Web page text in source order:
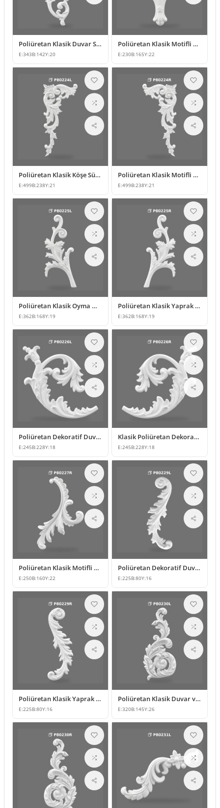
Poliüretan Klasik Duvar Süsleme ve Motif Modeli
E:343B:142Y:20
Poliüretan Klasik Motifli Duvar ve Mobilya Süsleme
E:230B:165Y:22
Poliüretan Klasik Köşe Süsleme ve Desenli Motif Modeli
E:499B:238Y:21
Poliüretan Klasik Motifli Köşe Süsü ve Duvar Dekoru
E:499B:238Y:21
Poliüretan Klasik Oyma Mobilya ve Duvar Süsleme Modeli
E:362B:168Y:19
Poliüretan Klasik Yaprak Motifli Süsleme Modeli
E:362B:168Y:19
Poliüretan Dekoratif Duvar ve Mobilya Süsleme Modeli
E:245B:228Y:18
Klasik Poliüretan Dekoratif Duvar Süsleme Modeli
E:245B:228Y:18
Poliüretan Klasik Motifli Duvar ve Mobilya Süsleme Modeli
E:250B:160Y:22
Poliüretan Dekoratif Duvar ve Mobilya Süsleme Modelleri
E:225B:80Y:16
Poliüretan Klasik Yaprak Desenli Dekoratif Süsleme Modeli
E:225B:80Y:16
Poliüretan Klasik Duvar ve Mobilya Süsleme Modeli
E:320B:145Y:26